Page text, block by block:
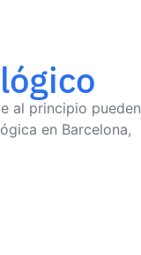
al principio pueden
en Barcelona,